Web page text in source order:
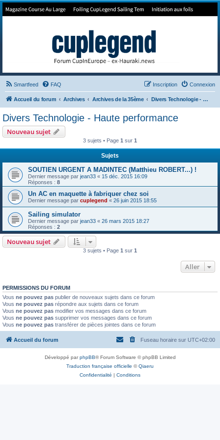
Forum de Cup In Europe
Smartfeed FAQ Connexion
Inscription
Accueil du forum Archives Archives de la 35ème Divers Technologie - Haute performance
Divers Technologie - Haute performance
Nouveau sujet
3 sujets • Page 1 sur 1
Sujets
SOUTIEN URGENT A MADINTEC (Matthieu ROBERT...) !
Dernier message par jean33 « 15 déc. 2015 16:09
Réponses : 8
Un AC en maquette à fabriquer chez soi
Dernier message par cuplegend « 26 juin 2015 18:55
Sailing simulator
Dernier message par jean33 « 26 mars 2015 18:27
Réponses : 2
Nouveau sujet
3 sujets • Page 1 sur 1
Aller
PERMISSIONS DU FORUM
Vous ne pouvez pas publier de nouveaux sujets dans ce forum
Vous ne pouvez pas répondre aux sujets dans ce forum
Vous ne pouvez pas modifier vos messages dans ce forum
Vous ne pouvez pas supprimer vos messages dans ce forum
Vous ne pouvez pas transférer de pièces jointes dans ce forum
Accueil du forum Fuseau horaire sur UTC+02:00
Développé parphpBB® Forum Software © phpBB Limited
Traduction française officielle ©Qiaeru
Confidentialité | Conditions